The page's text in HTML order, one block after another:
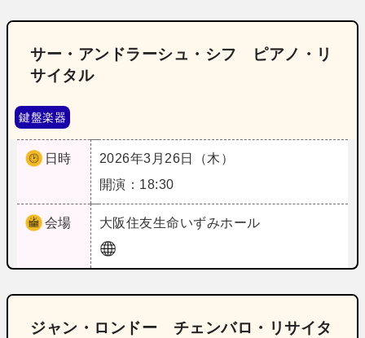
サー・アンドラーシュ・シフ ピアノ・リ
サイタル
鍵盤楽器
日時
2026年3月26日（木）
開演：18:30
会場 大阪住友生命いずみホール
ジャン・ロンドー チェンバロ・リサイタ